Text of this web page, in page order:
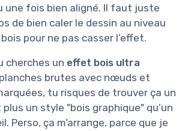
une fois bien aligné. Il faut juste
de bien caler le dessin au niveau
pour ne pas casser l’effet.
cherches un effet bois ultra
brutes avec nœuds et
tu risques de trouver ça un
plus un style "bois graphique" qu’un
Perso, ça m’arrange, parce que je